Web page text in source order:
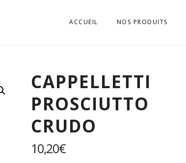
ACCUEIL NOS PRODUITS
BISCUITS
BOISSONS SOFT, JUS
CAPPELLETTI
PROSCIUTTO
CRUDO
10,20€